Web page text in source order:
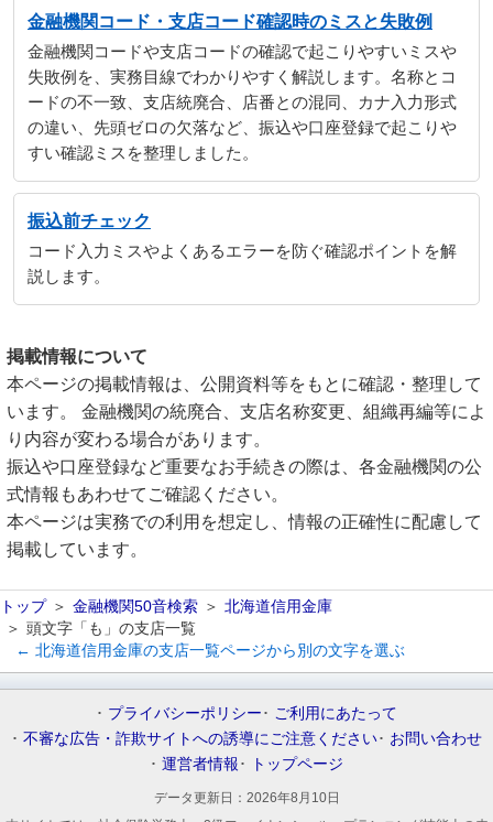
金融機関コード・支店コード確認時のミスと失敗例
金融機関コードや支店コードの確認で起こりやすいミスや
失敗例を、実務目線でわかりやすく解説します。名称とコ
ードの不一致、支店統廃合、店番との混同、カナ入力形式
の違い、先頭ゼロの欠落など、振込や口座登録で起こりや
すい確認ミスを整理しました。
振込前チェック
コード入力ミスやよくあるエラーを防ぐ確認ポイントを解
説します。
掲載情報について
本ページの掲載情報は、公開資料等をもとに確認・整理して
います。 金融機関の統廃合、支店名称変更、組織再編等によ
り内容が変わる場合があります。
振込や口座登録など重要なお手続きの際は、各金融機関の公
式情報もあわせてご確認ください。
本ページは実務での利用を想定し、情報の正確性に配慮して
掲載しています。
トップ 金融機関50音検索
北海道信用金庫
頭文字「も」の支店一覧
← 北海道信用金庫の支店一覧ページから別の文字を選ぶ
プライバシーポリシー
ご利用にあたって
不審な広告・詐欺サイトへの誘導にご注意ください
お問い合わせ
運営者情報
トップページ
データ更新日： 2026年8月10日